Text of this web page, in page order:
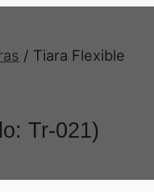
/ Tiara Flexible
Tr-021)